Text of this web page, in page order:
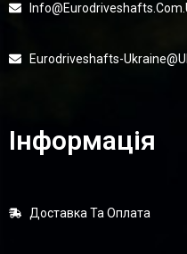
Eurodriveshafts-
Інформація
Доставка Та Оплата